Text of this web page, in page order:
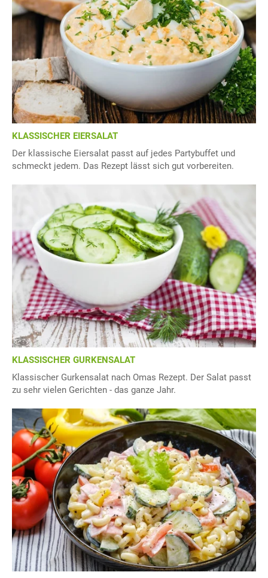
KLASSISCHER EIERSALAT
Der klassische Eiersalat passt auf jedes Partybuffet und
schmeckt jedem. Das Rezept lässt sich gut vorbereiten.
KLASSISCHER GURKENSALAT
Klassischer Gurkensalat nach Omas Rezept. Der Salat passt
zu sehr vielen Gerichten - das ganze Jahr.